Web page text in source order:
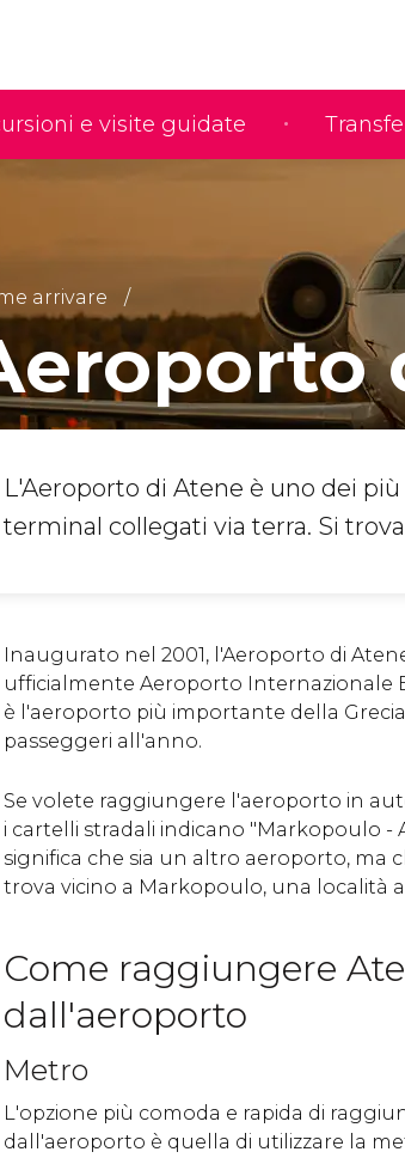
e visite guidate
arrivare
L'Aeroporto di Atene è uno dei
terminal collegati via terra. Si
Inaugurato nel 2001, l'Aeroporto di
ufficialmente Aeroporto Internazionale
è l'aeroporto più importante della
passeggeri all'anno.
Se volete raggiungere l'aeroporto in
i cartelli stradali indicano "Markopoulo -
significa che sia un altro aeroporto, ma
trova vicino a Markopoulo, una località
Come raggiungere
dall'aeroporto
Metro
L'opzione più comoda e rapida di
dall'aeroporto è quella di utilizzare la